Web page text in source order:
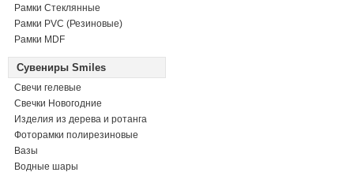
Рамки Стеклянные
Рамки PVC (Резиновые)
Рамки MDF
Сувениры Smiles
Свечи гелевые
Свечки Новогодние
Изделия из дерева и ротанга
Фоторамки полирезиновые
Вазы
Водные шары